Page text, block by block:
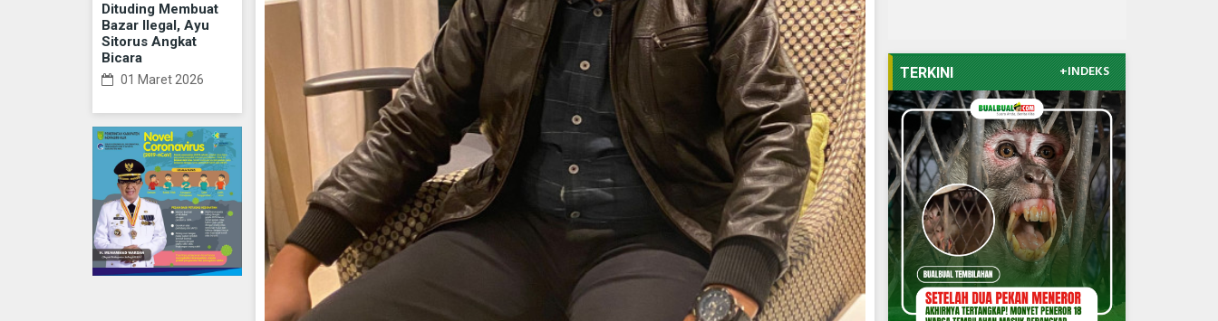
Dituding Membuat
Bazar Ilegal, Ayu
Sitorus Angkat
Bicara
01 Maret 2026 TERKINI +INDEKS